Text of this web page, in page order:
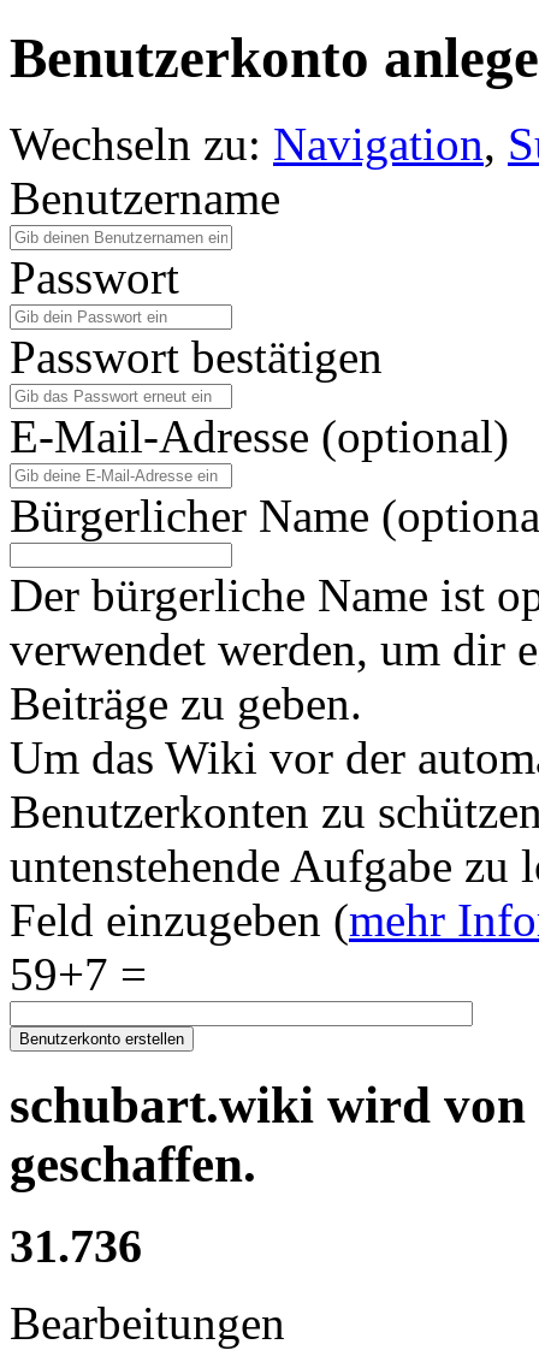
Benutzerkonto
Wechseln zu: Navigation,
Benutzername
Passwort
Passwort bestätigen
E-Mail-Adresse (optional)
Bürgerlicher Name
Der bürgerliche Name ist
verwendet werden, um dir
Beiträge zu geben.
Um das Wiki vor der
Benutzerkonten zu
untenstehende Aufgabe
Feld einzugeben (mehr
59+7 =
Benutzerkonto erstellen
schubart.wiki wird von
geschaffen.
31.736
Bearbeitungen